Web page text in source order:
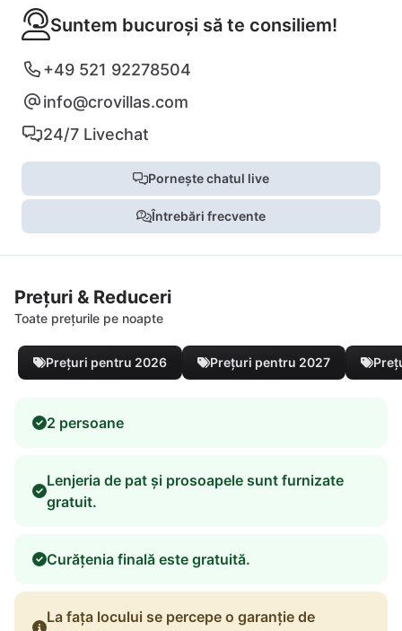
Suntem bucuroși să te consiliem!
+49 521 92278504
info@crovillas.com
24/7 Livechat
Pornește chatul live
Întrebări frecvente
Prețuri & Reduceri
Toate prețurile pe noapte
Prețuri pentru 2026 Prețuri pentru 2027
2 persoane
Lenjeria de pat și prosoapele sunt furnizate
gratuit.
Curățenia finală este gratuită.
La fața locului se percepe o garanție de